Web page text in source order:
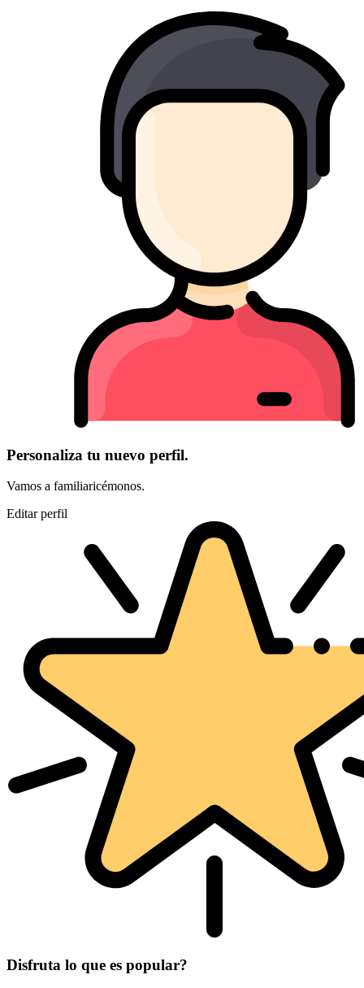
Personaliza tu nuevo perfil.
Vamos a familiaricémonos.
Editar perfil
Disfruta lo que es popular?